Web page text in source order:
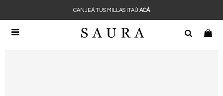

CANJEÁ TUS MILLAS ITAÚ ACÁ